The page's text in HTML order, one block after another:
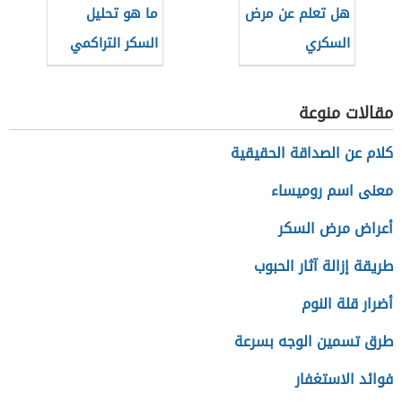
هل تعلم عن مرض
السكري
ما هو تحليل
السكر التراكمي
للحامل
مقالات منوعة
كلام عن الصداقة الحقيقية
معنى اسم روميساء
أعراض مرض السكر
طريقة إزالة آثار الحبوب
أضرار قلة النوم
طرق تسمين الوجه بسرعة
فوائد الاستغفار